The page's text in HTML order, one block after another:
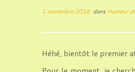
1 novembre 2016 dans Humeur
Héhé, bientôt le premier